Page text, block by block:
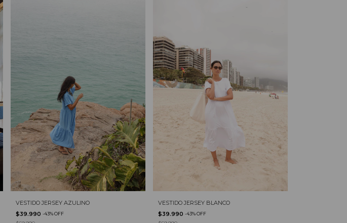
VESTIDO JERSEY AZULINO
$39.990 -43%OFF
VESTIDO JERSEY BLANCO
$39.990 -43%OFF